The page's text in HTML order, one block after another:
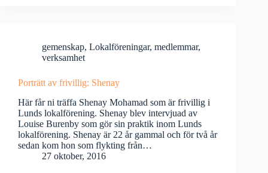
gemenskap, Lokalföreningar, medlemmar,
verksamhet
Porträtt av frivillig: Shenay
Här får ni träffa Shenay Mohamad som är frivillig i
Lunds lokalförening. Shenay blev intervjuad av
Louise Burenby som gör sin praktik inom Lunds
lokalförening. Shenay är 22 år gammal och för två år
sedan kom hon som flykting från…
27 oktober, 2016